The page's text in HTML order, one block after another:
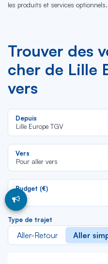
les produits et services optionnels.
Trouver des
cher de Lille
vers
Depuis
Lille Europe TGV
Vers
Pour aller vers
Budget (€)
Type de trajet
Aller-Retour Aller